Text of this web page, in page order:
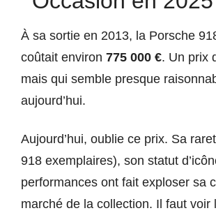
À sa sortie en 2013, la Porsche
coûtait environ 775 000 €. Un prix
mais qui semble presque
aujourd’hui.
Aujourd’hui, oublie ce prix. Sa
918 exemplaires), son statut
performances ont fait exploser sa
marché de la collection. Il faut voir